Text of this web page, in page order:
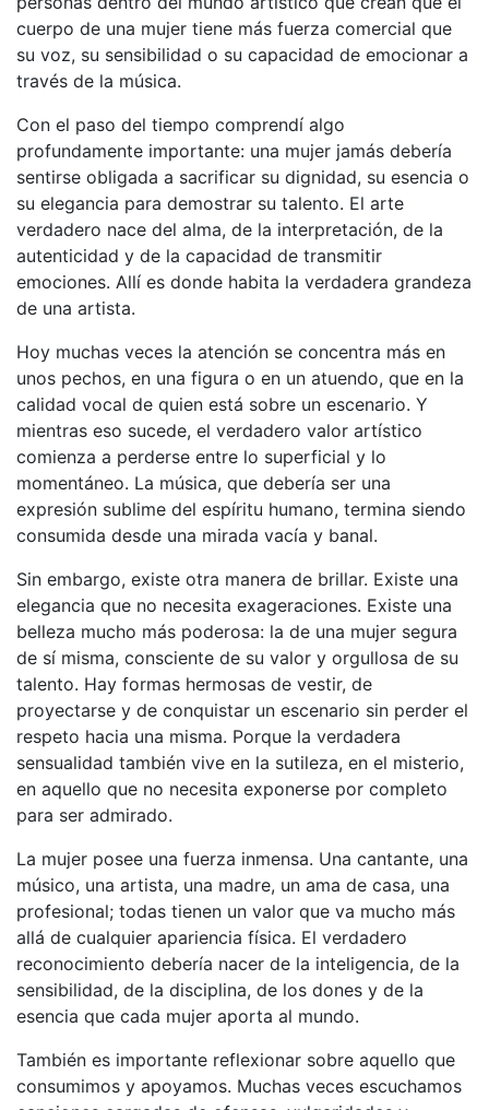
cuerpo de una mujer tiene más fuerza comercial que
su voz, su sensibilidad o su capacidad de emocionar a
través de la música.
Con el paso del tiempo comprendí algo
profundamente importante: una mujer jamás debería
sentirse obligada a sacrificar su dignidad, su esencia o
su elegancia para demostrar su talento. El arte
verdadero nace del alma, de la interpretación, de la
autenticidad y de la capacidad de transmitir
emociones. Allí es donde habita la verdadera grandeza
de una artista.
Hoy muchas veces la atención se concentra más en
unos pechos, en una figura o en un atuendo, que en la
calidad vocal de quien está sobre un escenario. Y
mientras eso sucede, el verdadero valor artístico
comienza a perderse entre lo superficial y lo
momentáneo. La música, que debería ser una
expresión sublime del espíritu humano, termina siendo
consumida desde una mirada vacía y banal.
Sin embargo, existe otra manera de brillar. Existe una
elegancia que no necesita exageraciones. Existe una
belleza mucho más poderosa: la de una mujer segura
de sí misma, consciente de su valor y orgullosa de su
talento. Hay formas hermosas de vestir, de
proyectarse y de conquistar un escenario sin perder el
respeto hacia una misma. Porque la verdadera
sensualidad también vive en la sutileza, en el misterio,
en aquello que no necesita exponerse por completo
para ser admirado.
La mujer posee una fuerza inmensa. Una cantante, una
músico, una artista, una madre, un ama de casa, una
profesional; todas tienen un valor que va mucho más
allá de cualquier apariencia física. El verdadero
reconocimiento debería nacer de la inteligencia, de la
sensibilidad, de la disciplina, de los dones y de la
esencia que cada mujer aporta al mundo.
También es importante reflexionar sobre aquello que
consumimos y apoyamos. Muchas veces escuchamos